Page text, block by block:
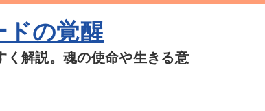
の覚醒
く解説。魂の使命や生きる意